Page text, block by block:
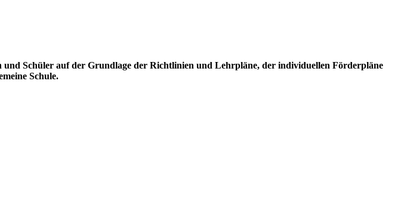
Schüler auf der Grundlage der Richtlinien und Lehrpläne, der individuellen Förderpläne
Schule.